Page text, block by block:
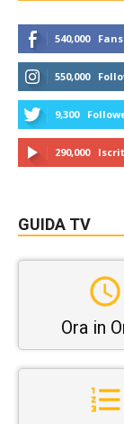
540,000 Fans
550,000
9,300
290,000
GUIDA TV
Ora in